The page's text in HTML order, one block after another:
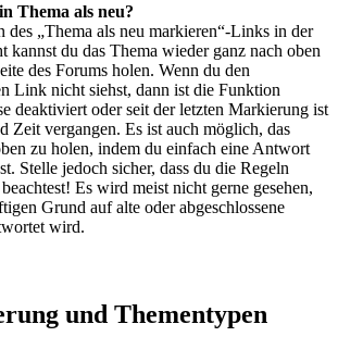
Thema als neu?
„Thema als neu markieren“-Links in der
kannst du das Thema wieder ganz nach oben
des Forums holen. Wenn du den
Link nicht siehst, dann ist die Funktion
deaktiviert oder seit der letzten Markierung ist
Zeit vergangen. Es ist auch möglich, das
zu holen, indem du einfach eine Antwort
Stelle jedoch sicher, dass du die Regeln
Es wird meist nicht gerne gesehen,
Grund auf alte oder abgeschlossene
wird.
und Thementypen